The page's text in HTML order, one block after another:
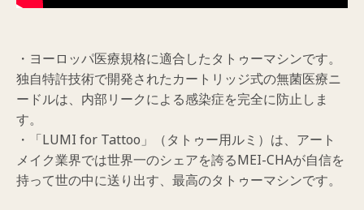
・ヨーロッパ医療規格に適合したタトゥーマシンです。
独自特許技術で開発されたカートリッジ式の無菌医療ニ
ードルは、内部リークによる感染症を完全に防止しま
す。
・「LUMI for Tattoo」（タトゥー用ルミ）は、アート
メイク業界では世界一のシェアを誇るMEI-CHAが自信を
持って世の中に送り出す、最高のタトゥーマシンです。